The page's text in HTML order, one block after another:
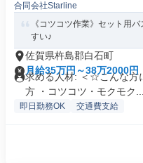
合同会社Starline
《コツコツ作業》セット用
すい♪
佐賀県杵島郡白石町
月給35万円～38万2000円
求める人材: ＜☆こんな方
方 ・コツコツ・モクモク...
即日勤務OK 交通費支給